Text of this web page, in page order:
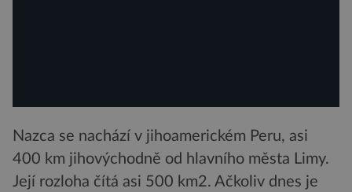
Nazca se nachází v jihoamerickém Peru, asi
400 km jihovýchodně od hlavního města Limy.
Její rozloha čítá asi 500 km2. Ačkoliv dnes je